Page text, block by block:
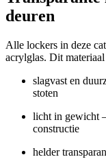
deuren
Alle lockers in deze
acrylglas. Dit materiaal
slagvast en
stoten
licht in gewicht
constructie
helder